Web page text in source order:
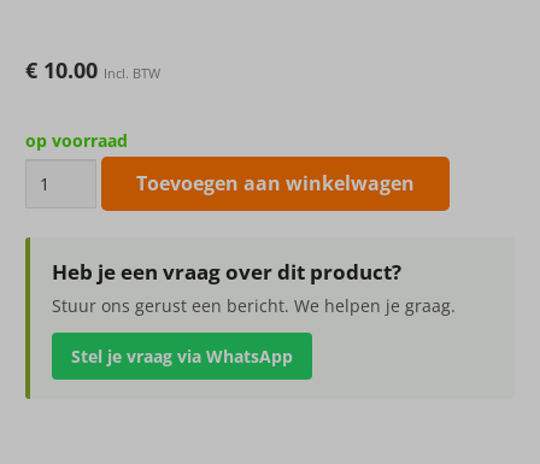
€ 10.00 Incl. BTW
op voorraad
groen
25cm
aantal
Toevoegen aan winkelwagen
Heb je een vraag over dit product?
Stuur ons gerust een bericht. We helpen je graag.
Stel je vraag via WhatsApp